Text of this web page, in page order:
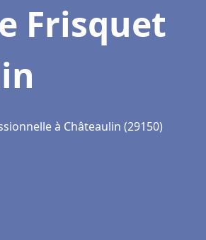
Frisquet
à Châteaulin (29150)